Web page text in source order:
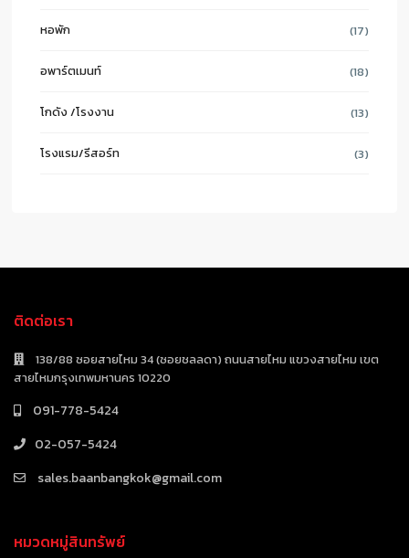
หอพัก (17)
อพาร์ตเมนท์ (18)
โกดัง /โรงงาน (13)
โรงแรม/รีสอร์ท (3)
ติดต่อเรา
138/88 ซอยสายไหม 34 (ซอยชลลดา) ถนนสายไหม แขวงสายไหม เขต
สายไหมกรุงเทพมหานคร 10220
091-778-5424
02-057-5424
sales.baanbangkok@gmail.com
หมวดหมู่สินทรัพย์